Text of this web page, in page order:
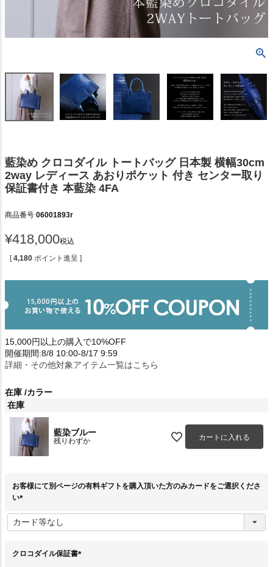
藍染め クロコダイル トートバッグ 日本製 横幅30cm
2way レディース あおりポケット 付き センター取り
保証書付き 本藍染 4FA
商品番号 06001893r
¥418,000税込
[ 4,180 ポイント進呈 ]
15,000円以上の購入で10%OFF
開催期間:8/8 10:00-8/17 9:59
詳細・その他対象アイテム一覧はこちら
在庫 カラー
在庫
藍染ブルー
残りわずか カートに入れる
お客様にて別ページの有料ギフトを購入頂いた方のみカードをご選択くださ
い
必
須
クロコダイル保証書